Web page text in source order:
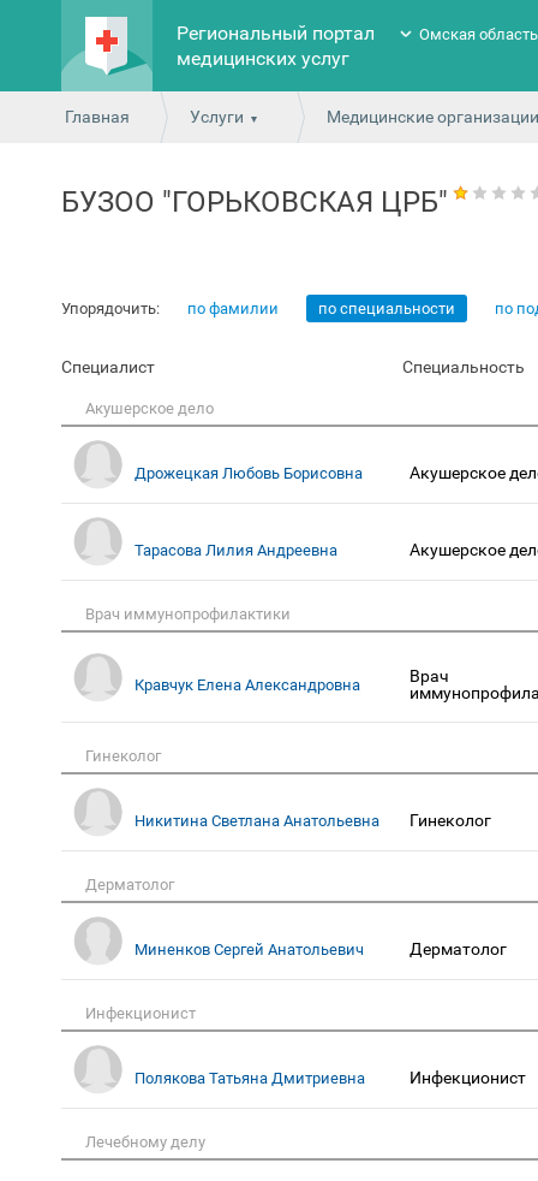
Региональный портал
медицинских услуг
Омская область
Главная Услуги Медицинские
БУЗОО "ГОРЬКОВСКАЯ ЦРБ"
Упорядочить: по фамилии по специальности по
Специалист Специальность
Акушерское дело
Дрожецкая Любовь Борисовна Акушерское
Тарасова Лилия Андреевна Акушерское
Врач иммунопрофилактики
Кравчук Елена Александровна
Врач
Гинеколог
Никитина Светлана Анатольевна Гинеколог
Дерматолог
Миненков Сергей Анатольевич Дерматолог
Инфекционист
Полякова Татьяна Дмитриевна Инфекционист
Лечебному делу